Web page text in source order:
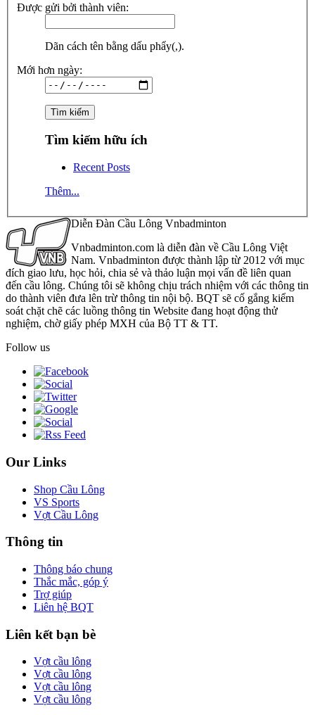
Được gửi bởi thành viên:
Dãn cách tên bằng dấu phẩy(,).
Mới hơn ngày:
Tìm kiếm hữu ích
Recent Posts
Thêm...
Diễn Đàn Cầu Lông Vnbadminton
Vnbadminton.com là diễn đàn về Cầu Lông Việt
Nam. Vnbadminton được thành lập từ 2012 với mục
đích giao lưu, học hỏi, chia sẻ và thảo luận mọi vấn đề liên quan
đến cầu lông. Chúng tôi sẽ không chịu trách nhiệm với các thông tin
do thành viên đưa lên trừ thông tin nội bộ. BQT sẽ cố gắng kiểm
soát chặt chẽ các luồng thông tin Website đang hoạt động thử
nghiệm, chờ giấy phép MXH của Bộ TT & TT.
Follow us
Our Links
Shop Cầu Lông
VS Sports
Vợt Cầu Lông
Thông tin
Thông báo chung
Thắc mắc, góp ý
Trợ giúp
Liên hệ BQT
Liên kết bạn bè
Vợt cầu lông
Vợt cầu lông
Vợt cầu lông
Vợt cầu lông